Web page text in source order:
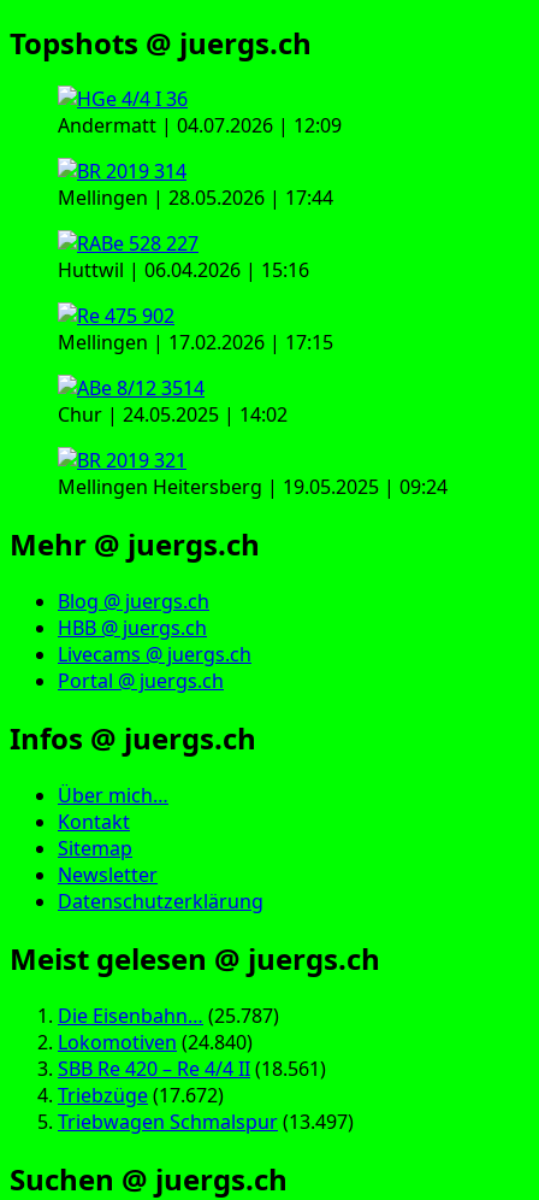
Topshots @ juergs.ch
Andermatt | 04.07.2026 | 12:09
Mellingen | 28.05.2026 | 17:44
Huttwil | 06.04.2026 | 15:16
Mellingen | 17.02.2026 | 17:15
Chur | 24.05.2025 | 14:02
Mellingen Heitersberg | 19.05.2025 | 09:24
Mehr @ juergs.ch
Blog @ juergs.ch
HBB @ juergs.ch
Livecams @ juergs.ch
Portal @ juergs.ch
Infos @ juergs.ch
Über mich…
Kontakt
Sitemap
Newsletter
Datenschutzerklärung
Meist gelesen @ juergs.ch
Die Eisenbahn… (25.787)
Lokomotiven (24.840)
SBB Re 420 – Re 4/4 II(18.561)
Triebzüge(17.672)
Triebwagen Schmalspur(13.497)
Suchen @ juergs.ch